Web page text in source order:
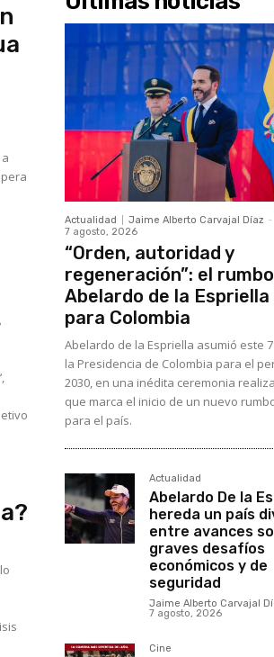
Actualidad Jaime Alberto Carvajal Díaz -
7 agosto, 2026
“Orden, autoridad y
regeneración”: el
Abelardo de la
para Colombia
Abelardo de la Espriella asumió este
la Presidencia de Colombia para el
2030, en una inédita ceremonia
que marca el inicio de un nuevo
para el país.
Actualidad
Abelardo De la
hereda un país
entre avances
graves desafíos
económicos y de
seguridad
Jaime Alberto Carvajal
7 agosto, 2026
Cine